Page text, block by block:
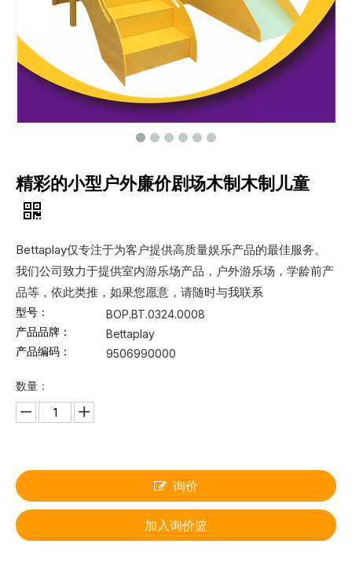
精彩的小型户外廉价剧场木制木制儿童
Bettaplay仅专注于为客户提供高质量娱乐产品的最佳服务。
我们公司致力于提供室内游乐场产品，户外游乐场，学龄前产
品等，依此类推，如果您愿意，请随时与我联系
型号：
BOP.BT.0324.0008
产品品牌：
Bettaplay
产品编码：
9506990000
数量：
询价
加入询价篮